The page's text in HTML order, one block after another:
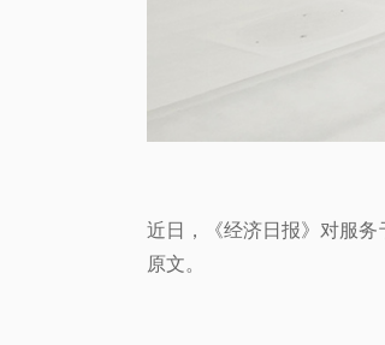
近日，《经济日报》对服
原文。